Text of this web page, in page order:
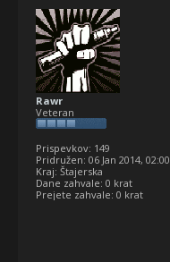
Rawr
Veteran
Prispevkov: 149
Pridružen: 06 Jan 2014, 02:00
Kraj: Štajerska
Dane zahvale: 0 krat
Prejete zahvale: 0 krat